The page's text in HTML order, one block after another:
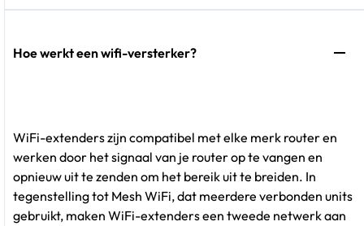
Hoe werkt een wifi-versterker?
WiFi-extenders zijn compatibel met elke merk router en
werken door het signaal van je router op te vangen en
opnieuw uit te zenden om het bereik uit te breiden. In
tegenstelling tot Mesh WiFi, dat meerdere verbonden units
gebruikt, maken WiFi-extenders een tweede netwerk aan